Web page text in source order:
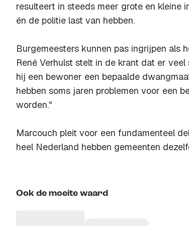
resulteert in steeds meer grote en kleine
én de politie last van hebben.
Burgemeesters kunnen pas ingrijpen als
René Verhulst stelt in de krant dat er
hij een bewoner een bepaalde
hebben soms jaren problemen voor een
worden."
Marcouch pleit voor een fundamenteel
heel Nederland hebben gemeenten
Ook de moeite waard